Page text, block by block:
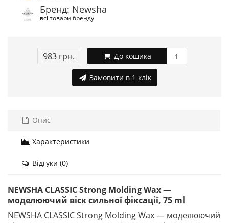
Бренд: Newsha
всі товари бренду
983 грн. До кошика
Замовити в 1 клік
Опис
Характеристики
Відгуки (0)
NEWSHA CLASSIC Strong Molding Wax —
моделюючий віск сильної фіксації, 75 ml
NEWSHA CLASSIC Strong Molding Wax — моделюючий